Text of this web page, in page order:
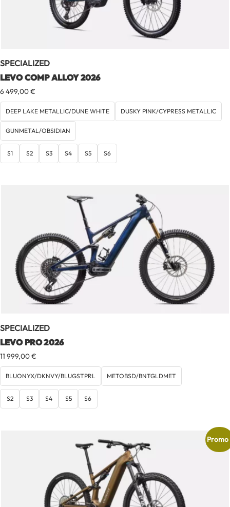
SPECIALIZED
LEVO COMP ALLOY 2026
6 499,00€
DEEP LAKE METALLIC/DUNE WHITE DUSKY PINK/CYPRESS METALLIC
GUNMETAL/OBSIDIAN
S1 S2 S3 S4 S5 S6
SPECIALIZED
LEVO PRO 2026
11 999,00€
BLUONYX/DKNVY/BLUGSTPRL METOBSD/BNTGLDMET
S2 S3 S4 S5 S6
Promo